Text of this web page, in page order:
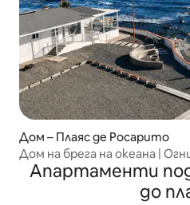
Дом – Плаяс де Росарито
Дом на брега на океана |
гледки
Апартаменти
до